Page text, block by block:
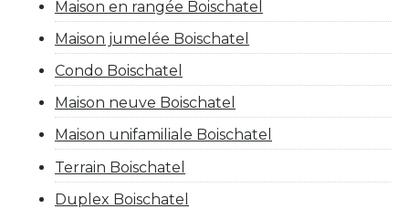
Maison en rangée Boischatel
Maison jumelée Boischatel
Condo Boischatel
Maison neuve Boischatel
Maison unifamiliale Boischatel
Terrain Boischatel
Duplex Boischatel